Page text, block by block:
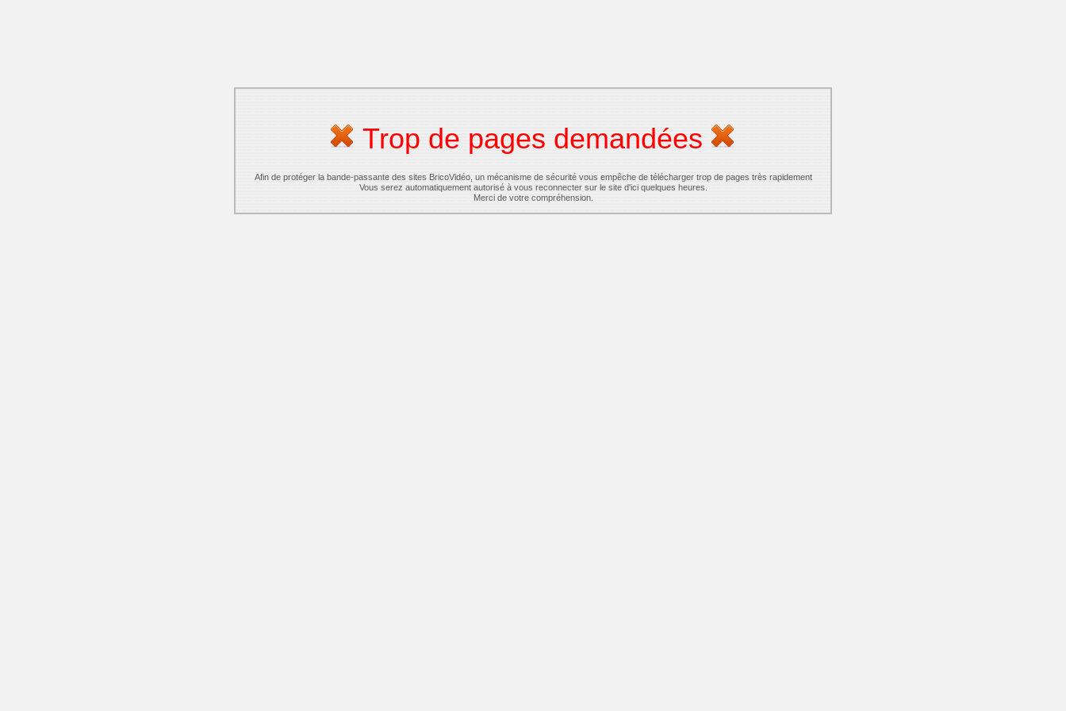
Trop de pages demandées
Afin de protéger la bande-passante des sites BricoVidéo, un mécanisme de sécurité vous empêche de télécharger trop de pages très rapidement
Vous serez automatiquement autorisé à vous reconnecter sur le site d'ici quelques heures.
Merci de votre compréhension.